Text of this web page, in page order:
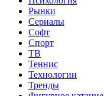
Рынки
Сериалы
Софт
Спорт
ТВ
Теннис
Технологии
Тренды